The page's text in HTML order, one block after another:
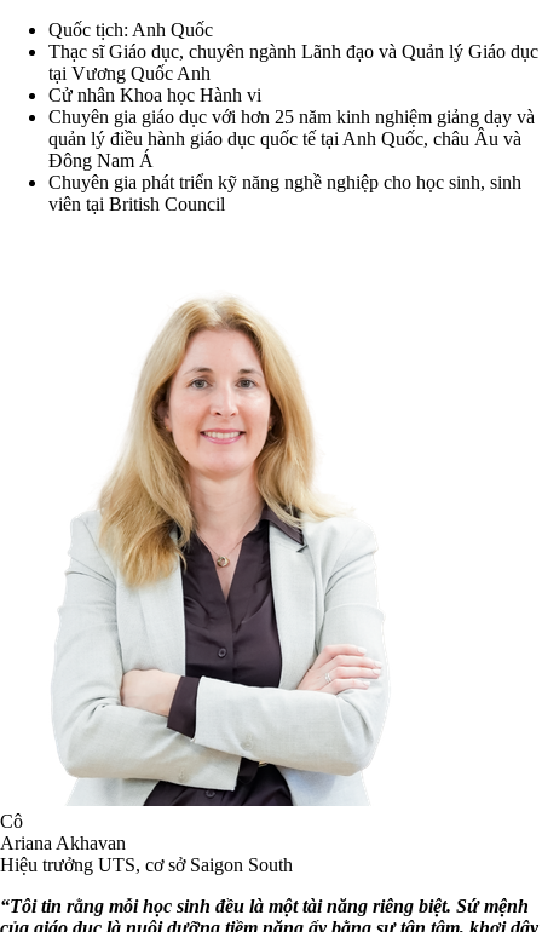
Quốc tịch: Anh Quốc
Thạc sĩ Giáo dục, chuyên ngành Lãnh đạo và Quản lý Giáo dục
tại Vương Quốc Anh
Cử nhân Khoa học Hành vi
Chuyên gia giáo dục với hơn 25 năm kinh nghiệm giảng dạy và
quản lý điều hành giáo dục quốc tế tại Anh Quốc, châu Âu và
Đông Nam Á
Chuyên gia phát triển kỹ năng nghề nghiệp cho học sinh, sinh
viên tại British Council
Cô
Ariana Akhavan
Hiệu trưởng UTS, cơ sở Saigon South
“Tôi tin rằng mỗi học sinh đều là một tài năng riêng biệt. Sứ mệnh
của giáo dục là nuôi dưỡng tiềm năng ấy bằng sự tận tâm, khơi dậy